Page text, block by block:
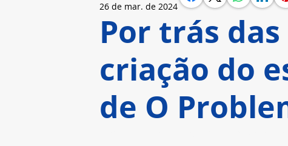
Por trás
criação do
de O
26 de mar. de 2024